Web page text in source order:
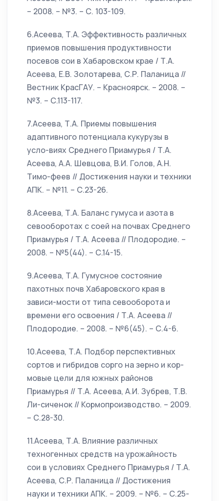
– 2008. – №3. – С. 103-109.
6.Асеева, Т.А. Эффективность различных
приемов повышения продуктивности
посевов сои в Хабаровском крае / Т.А.
Асеева, Е.В. Золотарева, С.Р. Паланица //
Вестник КрасГАУ. – Красноярск. – 2008. –
№3. – С.113-117.
7.Асеева, Т.А. Приемы повышения
адаптивного потенциала кукурузы в
усло-виях Среднего Приамурья / Т.А.
Асеева, А.А. Шевцова, В.И. Голов, А.Н.
Тимо-феев // Достижения науки и техники
АПК. – №11. – С.23-26.
8.Асеева, Т.А. Баланс гумуса и азота в
севооборотах с соей на почвах Среднего
Приамурья / Т.А. Асеева // Плодородие. –
2008. – №5(44). – С.14-15.
9.Асеева, Т.А. Гумусное состояние
пахотных почв Хабаровского края в
зависи-мости от типа севооборота и
времени его освоения / Т.А. Асеева //
Плодородие. – 2008. – №6(45). – С.4-6.
10.Асеева, Т.А. Подбор перспективных
сортов и гибридов сорго на зерно и кор-
мовые цели для южных районов
Приамурья // Т.А. Асеева, А.И. Зубрев, Т.В.
Ли-сиченок // Кормопроизводство. – 2009.
– С.28-30.
11.Асеева, Т.А. Влияние различных
техногенных средств на урожайность
сои в условиях Среднего Приамурья / Т.А.
Асеева, С.Р. Паланица // Достижения
науки и техники АПК. – 2009. – №6. – С.25-